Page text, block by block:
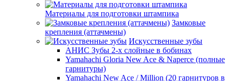
Материалы для подготовки штампика
Замковые
крепления (аттачмены)
Искусственные зубы
АНИС Зубы 2-х слойные в бобинах
Yamahachi Gloria New Ace & Naperce (полные
гарнитуры)
Yamahachi New Ace / Million (20 гарнитуров в